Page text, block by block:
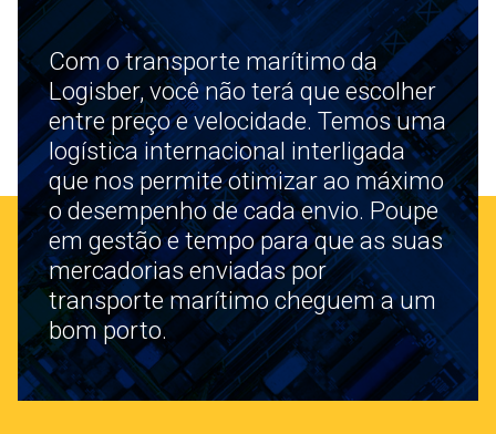
Com o transporte marítimo da
Logisber, você não terá que escolher
entre preço e velocidade. Temos uma
logística internacional interligada
que nos permite otimizar ao máximo
o desempenho de cada envio. Poupe
em gestão e tempo para que as suas
mercadorias enviadas por
transporte marítimo cheguem a um
bom porto.